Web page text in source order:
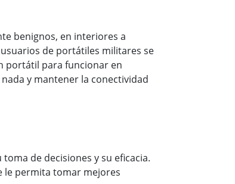
benignos, en interiores a
de portátiles militares se
portátil para funcionar en
y mantener la conectividad
de decisiones y su eficacia.
le permita tomar mejores